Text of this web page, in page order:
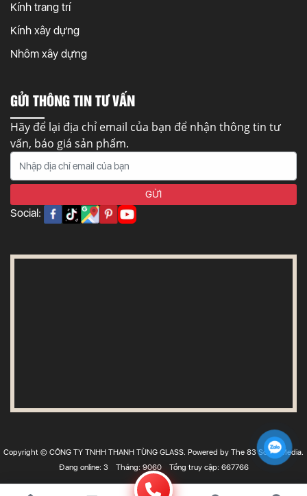
Kính trang trí
Kính xây dựng
Nhôm xây dựng
GỬI THÔNG TIN TƯ VẤN
Hãy để lại địa chỉ email của bạn để nhận thông tin tư
vấn, báo giá sản phẩm.
Social:
Copyright © CÔNG TY TNHH THANH TÙNG GLASS. Powered by The 83 Social Media.
Đang online: 3
Tháng: 9060 Tổng truy cập: 667766